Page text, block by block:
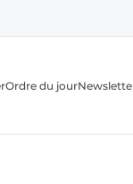
Ordre du jour